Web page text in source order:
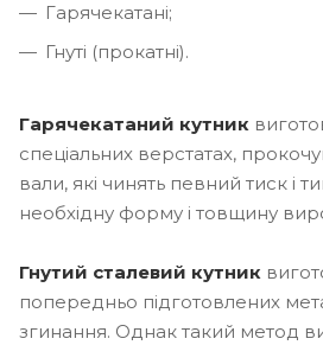
Гарячекатані;
Гнуті (прокатні).
Гарячекатаний кутник
спеціальних верстатах,
вали, які чинять певний тиск і
необхідну форму і товщину
Гнутий сталевий кутник
попередньо підготовлених
згинання. Однак такий метод